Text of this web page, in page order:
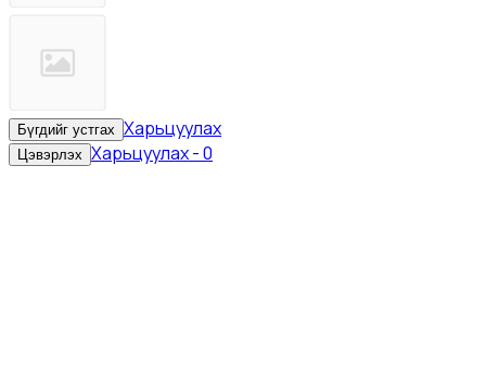
Бүгдийг устгах Харьцуулах
Цэвэрлэх Харьцуулах-0